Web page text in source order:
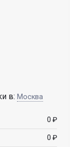
в: Москва
0 ₽
0 ₽